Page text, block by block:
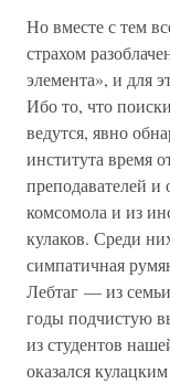
Но вместе с тем
страхом
элемента», и для
Ибо то, что
ведутся, явно
института время
преподавателей
комсомола и из
кулаков. Среди
симпатичная
Лебтаг — из
годы подчистую
из студентов
оказался